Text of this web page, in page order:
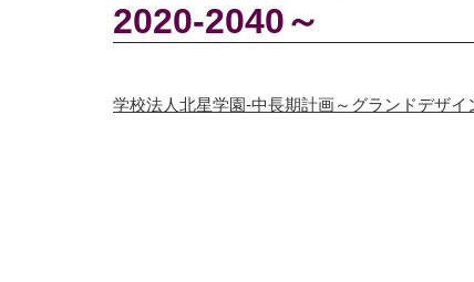
2020-2040～
学校法人北星学園-中長期計画～グランドデザイ